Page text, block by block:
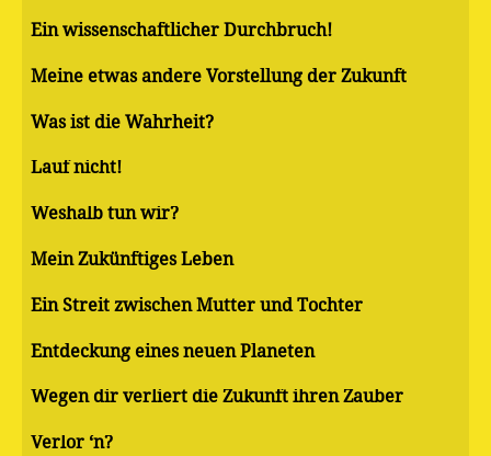
Ein wissenschaftlicher Durchbruch!
Meine etwas andere Vorstellung der Zukunft
Was ist die Wahrheit?
Lauf nicht!
Weshalb tun wir?
Mein Zukünftiges Leben
Ein Streit zwischen Mutter und Tochter
Entdeckung eines neuen Planeten
Wegen dir verliert die Zukunft ihren Zauber
Verlor ‘n?